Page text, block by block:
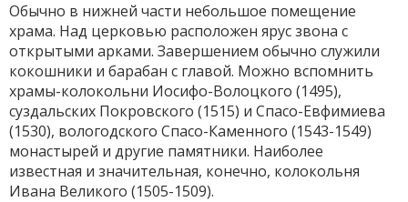
Обычно в нижней части небольшое помещение
храма. Над церковью расположен ярус звона с
открытыми арками. Завершением обычно служили
кокошники и барабан с главой. Можно вспомнить
храмы-колокольни Иосифо-Волоцкого (1495),
суздальских Покровского (1515) и Спасо-Евфимиева
(1530), вологодского Спасо-Каменного (1543-1549)
монастырей и другие памятники. Наиболее
известная и значительная, конечно, колокольня
Ивана Великого (1505-1509).